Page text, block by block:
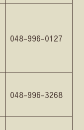
048-996-0127
048-996-3268